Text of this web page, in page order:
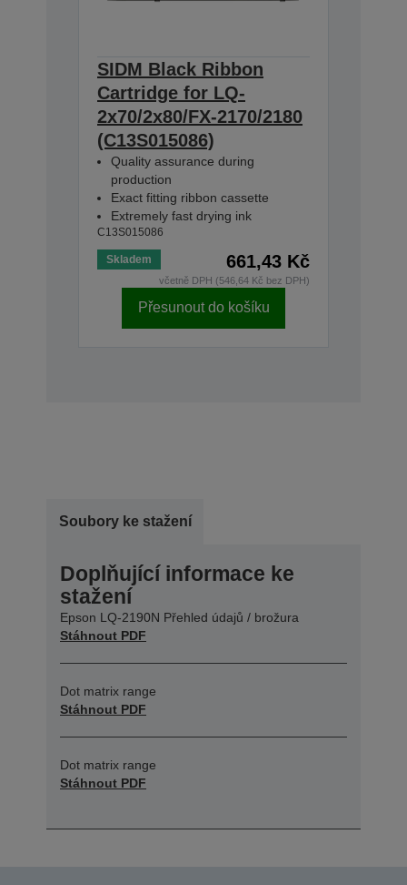
SIDM Black Ribbon
Cartridge for LQ-
2x70/2x80/FX-2170/2180
(C13S015086)
Quality assurance during
production
Exact fitting ribbon cassette
Extremely fast drying ink
C13S015086
Skladem 661,43 Kč
včetně DPH (546,64 Kč bez DPH)
Přesunout do košíku
Soubory ke stažení
Doplňující informace ke
stažení
Epson LQ-2190N Přehled údajů / brožura
Stáhnout PDF
Dot matrix range
Stáhnout PDF
Dot matrix range
Stáhnout PDF